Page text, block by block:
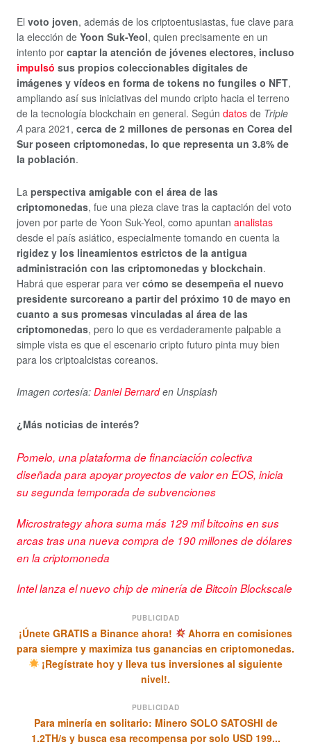
El voto joven, además de los criptoentusiastas, fue clave para
la elección de Yoon Suk-Yeol, quien precisamente en un
intento por captar la atención de jóvenes electores, incluso
impulsó sus propios coleccionables digitales de
imágenes y vídeos en forma de tokens no fungiles o NFT,
ampliando así sus iniciativas del mundo cripto hacia el terreno
de la tecnología blockchain en general. Según datos de Triple
A para 2021, cerca de 2 millones de personas en Corea del
Sur poseen criptomonedas, lo que representa un 3.8% de
la población.
La perspectiva amigable con el área de las
criptomonedas, fue una pieza clave tras la captación del voto
joven por parte de Yoon Suk-Yeol, como apuntan analistas
desde el país asiático, especialmente tomando en cuenta la
rigidez y los lineamientos estrictos de la antigua
administración con las criptomonedas y blockchain.
Habrá que esperar para ver cómo se desempeña el nuevo
presidente surcoreano a partir del próximo 10 de mayo en
cuanto a sus promesas vinculadas al área de las
criptomonedas, pero lo que es verdaderamente palpable a
simple vista es que el escenario cripto futuro pinta muy bien
para los criptoalcistas coreanos.
Imagen cortesía: Daniel Bernarden Unsplash
¿Más noticias de interés?
Pomelo, una plataforma de financiación colectiva
diseñada para apoyar proyectos de valor en EOS, inicia
su segunda temporada de subvenciones
Microstrategy ahora suma más 129 mil bitcoins en sus
arcas tras una nueva compra de 190 millones de dólares
en la criptomoneda
Intel lanza el nuevo chip de minería de Bitcoin Blockscale
PUBLICIDAD
¡Únete GRATIS a Binance ahora!
Ahorra en comisiones
para siempre y maximiza tus ganancias en criptomonedas.
¡Regístrate hoy y lleva tus inversiones al siguiente
nivel!.
PUBLICIDAD
Para minería en solitario: Minero SOLO SATOSHI de
1.2TH/s y busca esa recompensa por solo USD 199...